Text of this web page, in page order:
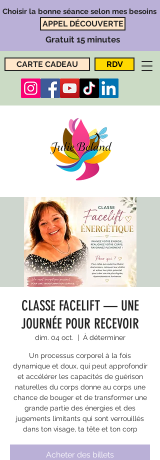
CARTE CADEAU RDV
Choisir la bonne séance selon mes besoins
APPEL DÉCOUVERTE
Gratuit 15 minutes
CLASSE FACELIFT — UNE
JOURNÉE POUR RECEVOIR
dim. 04 oct.
  |
À déterminer
Un processus corporel à la fois
dynamique et doux, qui peut approfondir
et accélérer les capacités de guérison
naturelles du corps donne au corps une
chance de bouger et de transformer une
grande partie des énergies et des
jugements limitants qui sont verrouillés
dans ton visage, ta tête et ton corp
Acheter des billets